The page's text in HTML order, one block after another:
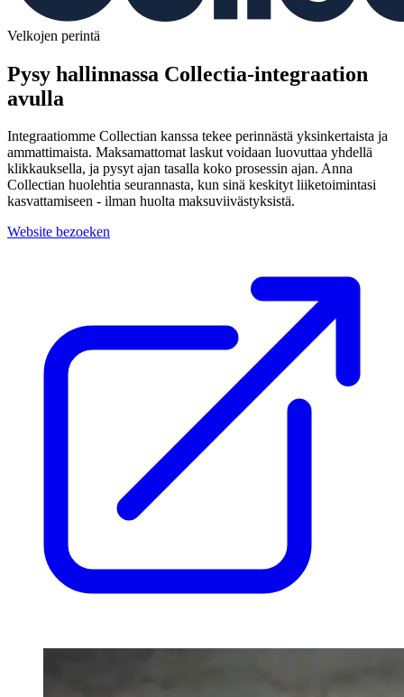
Velkojen perintä
Pysy hallinnassa Collectia-integraation
avulla
Integraatiomme Collectian kanssa tekee perinnästä yksinkertaista ja
ammattimaista. Maksamattomat laskut voidaan luovuttaa yhdellä
klikkauksella, ja pysyt ajan tasalla koko prosessin ajan. Anna
Collectian huolehtia seurannasta, kun sinä keskityt liiketoimintasi
kasvattamiseen - ilman huolta maksuviivästyksistä.
Website bezoeken